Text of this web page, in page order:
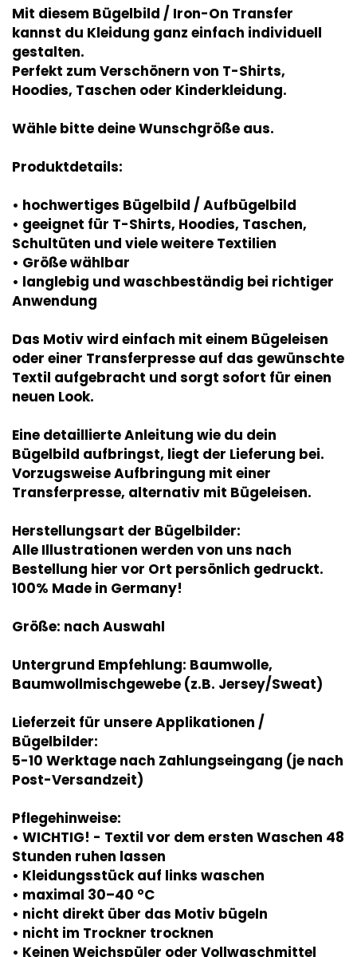
Mit diesem Bügelbild / Iron-On Transfer
kannst du Kleidung ganz einfach individuell
gestalten.
Perfekt zum Verschönern von T-Shirts,
Hoodies, Taschen oder Kinderkleidung.
Wähle bitte deine Wunschgröße aus.
Produktdetails:
• hochwertiges Bügelbild / Aufbügelbild
• geeignet für T-Shirts, Hoodies, Taschen,
Schultüten und viele weitere Textilien
• Größe wählbar
• langlebig und waschbeständig bei richtiger
Anwendung
Das Motiv wird einfach mit einem Bügeleisen
oder einer Transferpresse auf das gewünschte
Textil aufgebracht und sorgt sofort für einen
neuen Look.
Eine detaillierte Anleitung wie du dein
Bügelbild aufbringst, liegt der Lieferung bei.
Vorzugsweise Aufbringung mit einer
Transferpresse, alternativ mit Bügeleisen.
Herstellungsart der Bügelbilder:
Alle Illustrationen werden von uns nach
Bestellung hier vor Ort persönlich gedruckt.
100% Made in Germany!
Größe: nach Auswahl
Untergrund Empfehlung: Baumwolle,
Baumwollmischgewebe (z.B. Jersey/Sweat)
Lieferzeit für unsere Applikationen /
Bügelbilder:
5-10 Werktage nach Zahlungseingang (je nach
Post-Versandzeit)
Pflegehinweise:
• WICHTIG! - Textil vor dem ersten Waschen 48
Stunden ruhen lassen
• Kleidungsstück auf links waschen
• maximal 30–40 °C
• nicht direkt über das Motiv bügeln
• nicht im Trockner trocknen
• Keinen Weichspüler oder Vollwaschmittel